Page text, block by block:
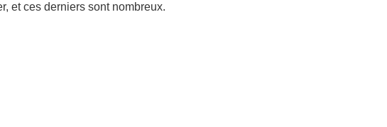
et ces derniers sont nombreux.